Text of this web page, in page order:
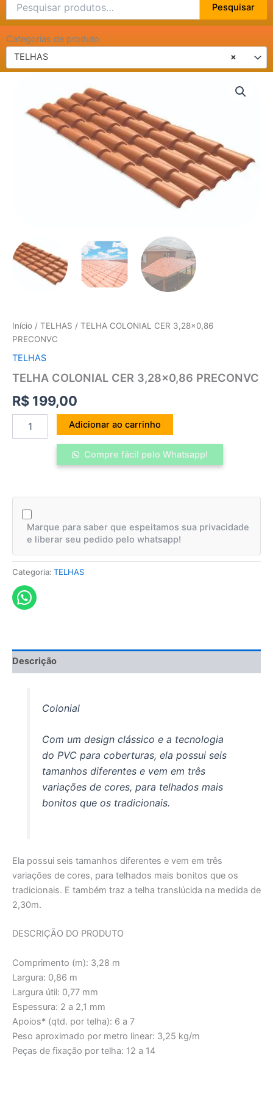
por:
Pesquisar
Categorias de produto
×
TELHAS
Início / TELHAS / TELHA COLONIAL CER 3,28×0,86
PRECONVC
TELHAS
TELHA COLONIAL CER 3,28×0,86 PRECONVC
R$ 199,00
3,28x0,86
PRECONVC
Adicionar ao carrinho
Compre fácil pelo Whatsapp!
Marque para saber que espeitamos sua privacidade
e liberar seu pedido pelo whatsapp!
Categoria: TELHAS
Descrição
Colonial
Com um design clássico e a tecnologia
do PVC para coberturas, ela possui seis
tamanhos diferentes e vem em três
variações de cores, para telhados mais
bonitos que os tradicionais.
Ela possui seis tamanhos diferentes e vem em três
variações de cores, para telhados mais bonitos que os
tradicionais. E também traz a telha translúcida na medida de
2,30m.
DESCRIÇÃO DO PRODUTO
Comprimento (m): 3,28 m
Largura: 0,86 m
Largura útil: 0,77 mm
Espessura: 2 a 2,1 mm
Apoios* (qtd. por telha): 6 a 7
Peso aproximado por metro linear: 3,25 kg/m
Peças de fixação por telha: 12 a 14